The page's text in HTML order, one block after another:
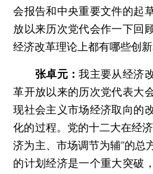
会报告和中央重要文件的起
放以来历次党代会作一下回
经济改革理论上都有哪些创
张卓元：我主要从经济
革开放以来的历次党代表大
现社会主义市场经济取向的
化的过程。党的十二大在经
济为主、市场调节为辅”的总
的计划经济是一个重大突破